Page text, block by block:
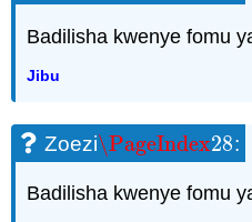
Badilisha kwenye fomu
Jibu
Zoezi\PageIndex28
\PageIndex28:
Badilisha kwenye fomu